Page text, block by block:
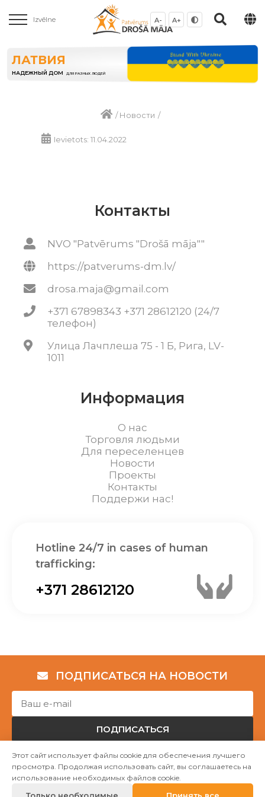
Izvēlne A- A+
ЛАТВИЯ
НАДЕЖНЫЙ ДОМ ДЛЯ РАЗНЫХ ЛЮДЕЙ
/Новости /
Ievietots: 11.04.2022
Контакты
NVO "Patvērums "Drošā māja""
https://patverums-dm.lv/
drosa.maja@gmail.com
+371 67898343 +371 28612120 (24/7
телефон)
Улица Лачплеша 75 - 1 Б, Рига, LV-
1011
Информация
О нас
Торговля людьми
Для переселенцев
Новости
Проекты
Контакты
Поддержи нас!
Hotline 24/7 in cases of human
trafficking:
+371 28612120
ПОДПИСАТЬСЯ НА НОВОСТИ
ПОДПИСАТЬСЯ
Авторские права © НГО „Убежище "Надёжный дом""
Этот сайт использует файлы cookie для обеспечения лучшего
просмотра. Продолжая использовать сайт, вы соглашаетесь на
использование необходимых файлов cookie.